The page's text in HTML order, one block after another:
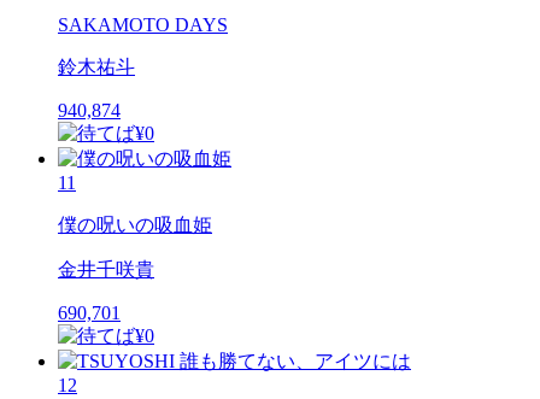
SAKAMOTO DAYS
鈴木祐斗
940,874
11
僕の呪いの吸血姫
金井千咲貴
690,701
12